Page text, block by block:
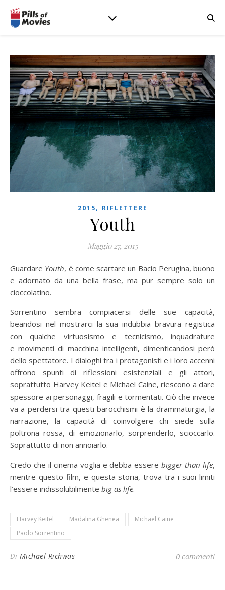
2015, RIFLETTERE
Youth
Maggio 27, 2015
Guardare Youth, è come scartare un Bacio Perugina, buono
e adornato da una bella frase, ma pur sempre solo un
cioccolatino.
Sorrentino sembra compiacersi delle sue capacità,
beandosi nel mostrarci la sua indubbia bravura registica
con qualche virtuosismo e tecnicismo, inquadrature
e movimenti di macchina intelligenti, dimenticandosi però
dello spettatore. I dialoghi tra i protagonisti e i loro accenni
offrono spunti di riflessioni esistenziali e gli attori,
soprattutto Harvey Keitel e Michael Caine, riescono a dare
spessore ai personaggi, fragili e tormentati. Ciò che invece
va a perdersi tra questi barocchismi è la drammaturgia, la
narrazione, la capacità di coinvolgere chi siede sulla
poltrona rossa, di emozionarlo, sorprenderlo, scioccarlo.
Soprattutto di non annoiarlo.
Credo che il cinema voglia e debba esserebigger than life,
mentre questo film, e questa storia, trova tra i suoi limiti
l’essere indissolubilmente big as life.
Harvey Keitel Madalina Ghenea
Michael Caine
Paolo Sorrentino
Di Michael Richwas 0 commenti